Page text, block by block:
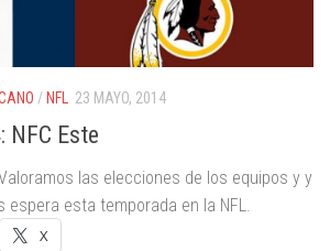
/ NFL 23 MAYO, 2014
NFC Este
las elecciones de los equipos y y
esta temporada en la NFL.
X